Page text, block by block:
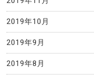
2019年10月
2019年9月
2019年8月